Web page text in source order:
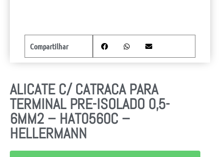
ALICATE C/ CATRACA PARA
TERMINAL PRE-ISOLADO 0,5-
6MM2 – HAT0560C –
HELLERMANN
Compartilhar